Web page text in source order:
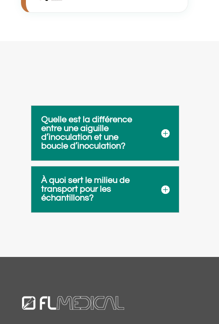
Quelle est la différence
entre une aiguille
d’inoculation et une
boucle d’inoculation?
À quoi sert le milieu de
transport pour les
échantillons?